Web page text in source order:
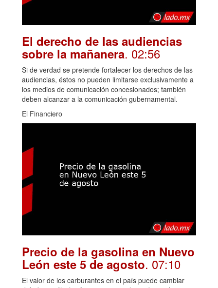
El derecho de las audiencias
sobre la mañanera. 02:56
Si de verdad se pretende fortalecer los derechos de las
audiencias, éstos no pueden limitarse exclusivamente a
los medios de comunicación concesionados; también
deben alcanzar a la comunicación gubernamental.
El Financiero
Precio de la gasolina en Nuevo
León este 5 de agosto. 07:10
El valor de los carburantes en el país puede cambiar